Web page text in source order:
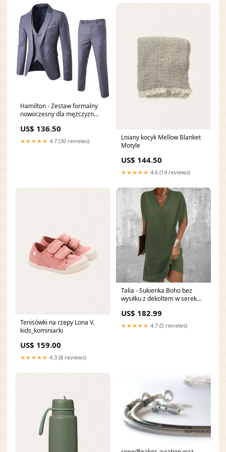
Hamilton - Zestaw formalny
nowoczesny dla mężczyzn
US$ 136.50
★★★★★ 4.7 (30 reviews)
Lniany kocyk Mellow Blanket
Motyle
US$ 144.50
★★★★★ 4.6 (14 reviews)
Tenisówki na rzepy Lona V.
kids_kominiarki
US$ 159.00
★★★★★ 4.3 (8 reviews)
Talia - Sukienka Boho bez
wysiłku z dekoltem w serek
US$ 182.99
★★★★★ 4.7 (5 reviews)